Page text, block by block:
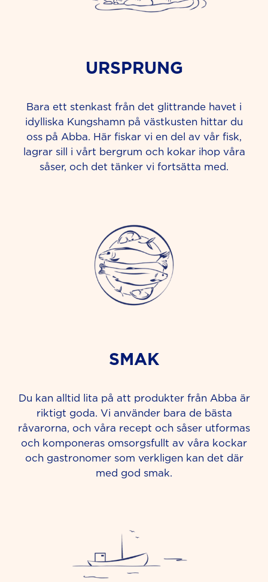
URSPRUNG
Bara ett stenkast från det glittrande havet i
idylliska Kungshamn på västkusten hittar du
oss på Abba. Här fiskar vi en del av vår fisk,
lagrar sill i vårt bergrum och kokar ihop våra
såser, och det tänker vi fortsätta med.
SMAK
Du kan alltid lita på att produkter från Abba är
riktigt goda. Vi använder bara de bästa
råvarorna, och våra recept och såser utformas
och komponeras omsorgsfullt av våra kockar
och gastronomer som verkligen kan det där
med god smak.